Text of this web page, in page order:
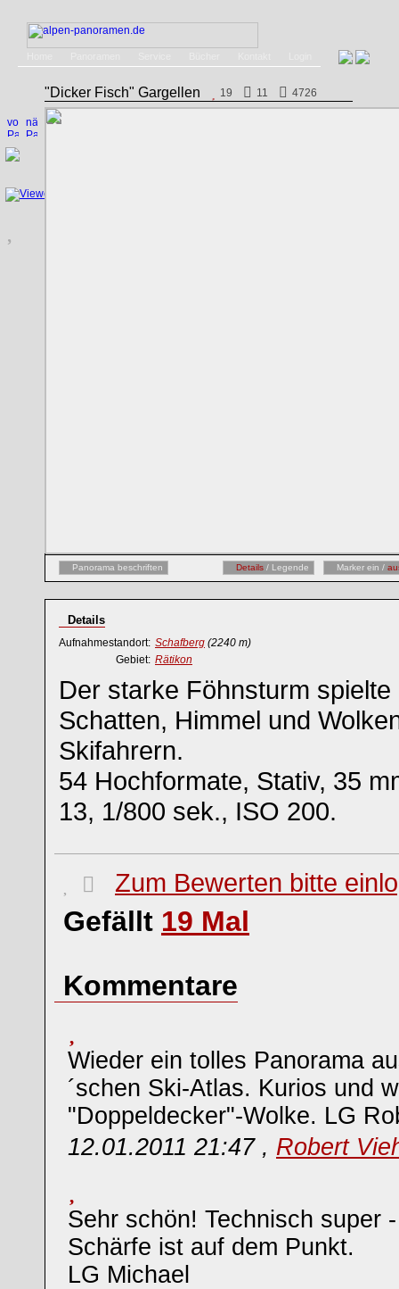
"Dicker Fisch" Gargellen 19 11 4726
Panorama beschriften Details / Legende Marker ein /
Details
Aufnahmestandort: Schafberg (2240 m)
Gebiet: Rätikon
Der starke Föhnsturm
Schatten, Himmel und
Skifahrern.
54 Hochformate, Stativ, 35
13, 1/800 sek., ISO 200.
Zum Bewerten bitte
Gefällt 19 Mal
Kommentare
Wieder ein tolles Panorama
´schen Ski-Atlas. Kurios und
"Doppeldecker"-Wolke. LG
12.01.2011 21:47 , Robert
Sehr schön! Technisch super
Schärfe ist auf dem Punkt.
LG Michael